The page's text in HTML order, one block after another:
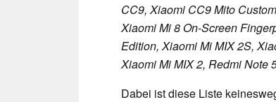
CC9, Xiaomi CC9 Mito
Xiaomi Mi 8 On-Screen
Edition, Xiaomi Mi MIX 2S,
Xiaomi Mi MIX 2, Redmi Note
Dabei ist diese Liste